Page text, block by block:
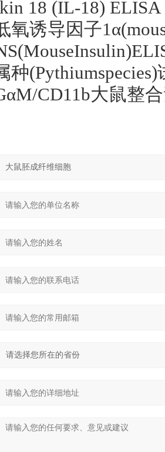
18 (IL-18)
氧诱导因子1α
种(Pythiumspecies)
αM/CD11b大鼠整